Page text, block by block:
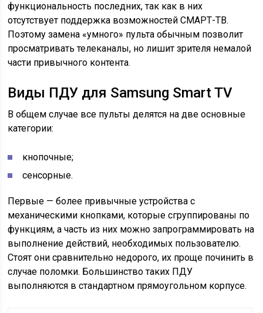
функциональность последних, так как в них
отсутствует поддержка возможностей СМАРТ-ТВ.
Поэтому замена «умного» пульта обычным позволит
просматривать телеканалы, но лишит зрителя немалой
части привычного контента.
Виды ПДУ для Samsung Smart TV
В общем случае все пульты делятся на две основные
категории:
кнопочные;
сенсорные.
Первые — более привычные устройства с
механическими кнопками, которые сгруппированы по
функциям, а часть из них можно запрограммировать на
выполнение действий, необходимых пользователю.
Стоят они сравнительно недорого, их проще починить в
случае поломки. Большинство таких ПДУ
выполняются в стандартном прямоугольном корпусе.